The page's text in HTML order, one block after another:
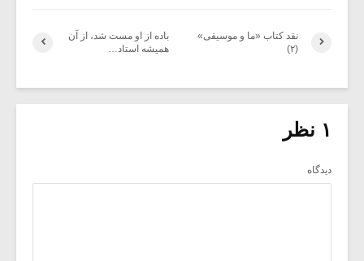
باده از او مست شد، از آن
همیشه استاد…
نقد کتاب «ما و موسیقی»
(۲)
۱ نظر
دیدگاه